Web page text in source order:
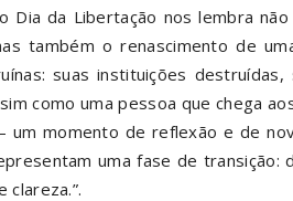
Dia da Libertação nos lembra
também o renascimento de
suas instituições
como uma pessoa que chega
um momento de reflexão e de
uma fase de transição: